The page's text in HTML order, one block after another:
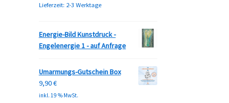
Lieferzeit: 2-3 Werktage
Energie-Bild Kunstdruck -
Engelenergie 1 - auf Anfrage
Umarmungs-Gutschein Box
9,90€
inkl. 19 % MwSt.